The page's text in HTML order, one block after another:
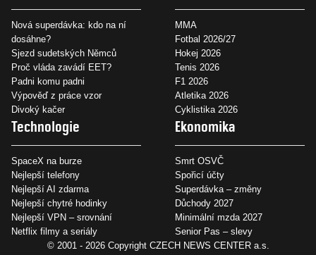
Nová superdávka: kdo na ní
dosáhne?
Sjezd sudetských Němců
Proč vláda zavádí EET?
Padni komu padni
Výpověď z práce vzor
Divoký kačer
MMA
Fotbal 2026/27
Hokej 2026
Tenis 2026
F1 2026
Atletika 2026
Cyklistika 2026
Technologie
SpaceX na burze
Nejlepší telefony
Nejlepší AI zdarma
Nejlepší chytré hodinky
Nejlepší VPN – srovnání
Netflix filmy a seriály
Ekonomika
Smrt OSVČ
Spořicí účty
Superdávka – změny
Důchody 2027
Minimální mzda 2027
Senior Pas – slevy
© 2001 - 2026 Copyright CZECH NEWS CENTER a.s.